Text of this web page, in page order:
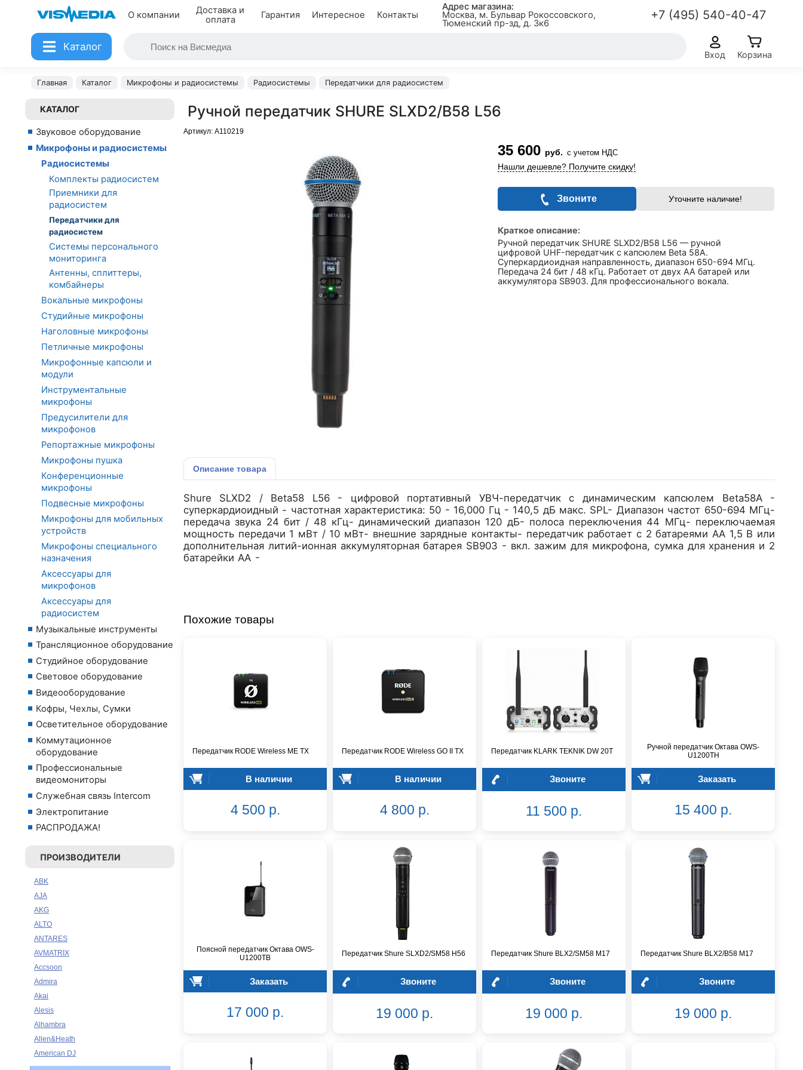
О компании
Доставка и
оплата
Гарантия Интересное Контакты
Адрес магазина:
Москва, м. Бульвар Рокоссовского,
Тюменский пр-зд, д. 3к6
+7 (495) 540-40-47
Каталог
Вход Корзина
Главная Каталог Микрофоны и радиосистемы Радиосистемы Передатчики для радиосистем
КАТАЛОГ
Звуковое оборудование
Микрофоны и радиосистемы
Радиосистемы
Комплекты радиосистем
Приемники для
радиосистем
Передатчики для
радиосистем
Системы персонального
мониторинга
Антенны, сплиттеры,
комбайнеры
Вокальные микрофоны
Студийные микрофоны
Наголовные микрофоны
Петличные микрофоны
Микрофонные капсюли и
модули
Инструментальные
микрофоны
Предусилители для
микрофонов
Репортажные микрофоны
Микрофоны пушка
Конференционные
микрофоны
Подвесные микрофоны
Микрофоны для мобильных
устройств
Микрофоны специального
назначения
Аксессуары для
микрофонов
Аксессуары для
радиосистем
Музыкальные инструменты
Трансляционное оборудование
Студийное оборудование
Световое оборудование
Видеооборудование
Кофры, Чехлы, Сумки
Осветительное оборудование
Коммутационное
оборудование
Профессиональные
видеомониторы
Служебная связь Intercom
Электропитание
РАСПРОДАЖА!
ПРОИЗВОДИТЕЛИ
ABK
AJA
AKG
ALTO
ANTARES
AVMATRIX
Accsoon
Admira
Akai
Alesis
Alhambra
Allen&Heath
American DJ
Ampeg
Ручной передатчик SHURE SLXD2/B58 L56
Артикул: A110219
35 600 руб. с учетом НДС
Нашли дешевле? Получите скидку!
Звоните Уточните наличие!
Краткое описание:
Ручной передатчик SHURE SLXD2/B58 L56 — ручной
цифровой UHF-передатчик с капсюлем Beta 58A.
Суперкардиоидная направленность, диапазон 650-694 МГц.
Передача 24 бит / 48 кГц. Работает от двух AA батарей или
аккумулятора SB903. Для профессионального вокала.
Описание товара
Shure SLXD2 / Beta58 L56 - цифровой портативный УВЧ-передатчик с динамическим капсюлем Beta58A -
суперкардиоидный - частотная характеристика: 50 - 16,000 Гц - 140,5 дБ макс. SPL- Диапазон частот 650-694 МГц-
передача звука 24 бит / 48 кГц- динамический диапазон 120 дБ- полоса переключения 44 МГц- переключаемая
мощность передачи 1 мВт / 10 мВт- внешние зарядные контакты- передатчик работает с 2 батареями AA 1,5 В или
дополнительная литий-ионная аккумуляторная батарея SB903 - вкл. зажим для микрофона, сумка для хранения и 2
батарейки АА -
Похожие товары
Передатчик RODE Wireless ME TX
В наличии
4 500 р.
Передатчик RODE Wireless GO II TX
В наличии
4 800 р.
Передатчик KLARK TEKNIK DW 20T
Звоните
11 500 р.
Ручной передатчик Октава OWS-
U1200TH
Заказать
15 400 р.
Поясной передатчик Октава OWS-
U1200TB
Заказать
17 000 р.
Передатчик Shure SLXD2/SM58 H56
Звоните
19 000 р.
Передатчик Shure BLX2/SM58 M17
Звоните
19 000 р.
Передатчик Shure BLX2/B58 M17
Звоните
19 000 р.